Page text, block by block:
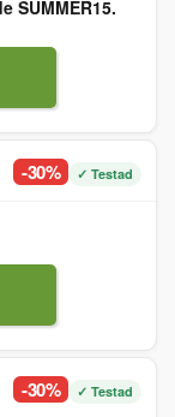
SUMMER15.
-30% ✓ Testad
-30% ✓ Testad